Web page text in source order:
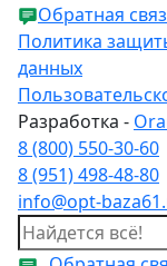
Обратная
Политика
данных
Разработка -
8 (800) 550-30-60
8 (951) 498-48-80
info@opt-